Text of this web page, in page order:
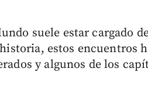
suele estar cargado
estos encuentros
y algunos de los